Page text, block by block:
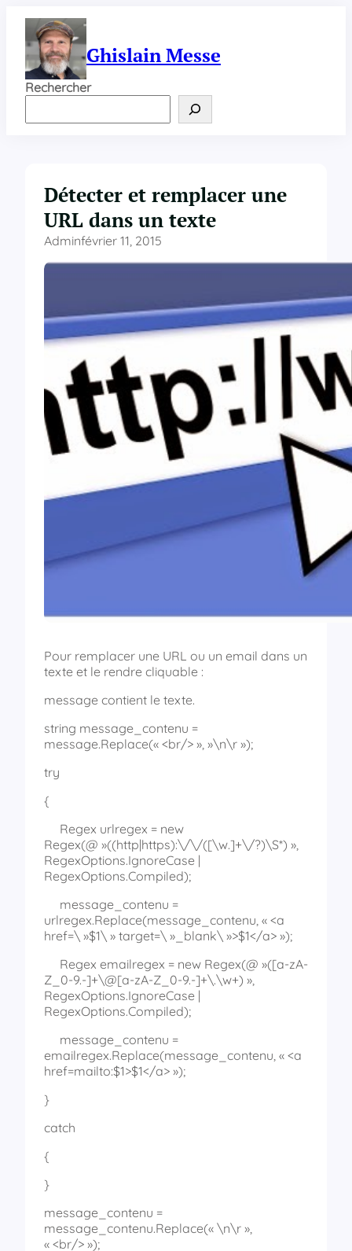
contenu
Ghislain Messe
Rechercher
Détecter et remplacer une
URL dans un texte
Adminfévrier 11, 2015
Pour remplacer une URL ou un email dans un
texte et le rendre cliquable :
message contient le texte.
string message_contenu =
message.Replace(« <br/> », »\n\r »);
try
{
Regex urlregex = new
Regex(@ »((http|https):\/\/([\w.]+\/?)\S*) »,
RegexOptions.IgnoreCase |
RegexOptions.Compiled);
message_contenu =
urlregex.Replace(message_contenu, « <a
href=\ »$1\ » target=\ »_blank\ »>$1</a> »);
Regex emailregex = new Regex(@ »([a-zA-
Z_0-9.-]+\@[a-zA-Z_0-9.-]+\.\w+) »,
RegexOptions.IgnoreCase |
RegexOptions.Compiled);
message_contenu =
emailregex.Replace(message_contenu, « <a
href=mailto:$1>$1</a> »);
}
catch
{
}
message_contenu =
message_contenu.Replace(« \n\r »,
« <br/> »);